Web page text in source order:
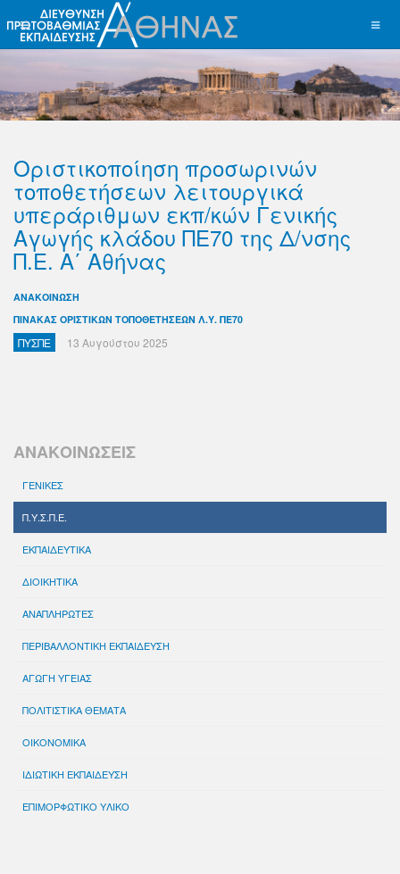
Οριστικοποίηση προσωρινών
τοποθετήσεων λειτουργικά
υπεράριθμων εκπ/κών Γενικής
Αγωγής κλάδου ΠΕ70 της Δ/νσης
Π.Ε. Α΄ Αθήνας
ΑΝΑΚΟΙΝΩΣΗ
ΠΙΝΑΚΑΣ ΟΡΙΣΤΙΚΩΝ ΤΟΠΟΘΕΤΗΣΕΩΝ Λ.Υ. ΠΕ70
ΠΥΣΠΕ 13 Αυγούστου 2025
ΑΝΑΚΟΙΝΩΣΕΙΣ
ΓΕΝΙΚΕΣ
Π.Υ.Σ.Π.Ε.
ΕΚΠΑΙΔΕΥΤΙΚΑ
ΔΙΟΙΚΗΤΙΚΑ
ΑΝΑΠΛΗΡΩΤΕΣ
ΠΕΡΙΒΑΛΛΟΝΤΙΚΗ ΕΚΠΑΙΔΕΥΣΗ
ΑΓΩΓΗ ΥΓΕΙΑΣ
ΠΟΛΙΤΙΣΤΙΚΑ ΘΕΜΑΤΑ
ΟΙΚΟΝΟΜΙΚΑ
ΙΔΙΩΤΙΚΗ ΕΚΠΑΙΔΕΥΣΗ
ΕΠΙΜΟΡΦΩΤΙΚΟ ΥΛΙΚΟ